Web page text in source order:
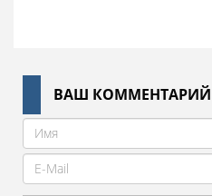
ВАШ КОММЕНТАРИЙ